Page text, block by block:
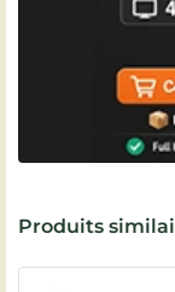
Produits